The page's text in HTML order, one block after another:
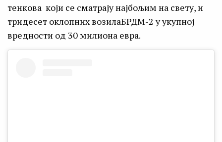
тенкова који се сматрају најбољим на свету, и
тридесет оклопних возилаБРДМ-2 у укупној
вредности од 30 милиона евра.